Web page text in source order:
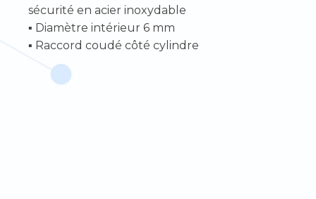
sécurité en acier inoxydable
▪ Diamètre intérieur 6 mm
▪ Raccord coudé côté cylindre